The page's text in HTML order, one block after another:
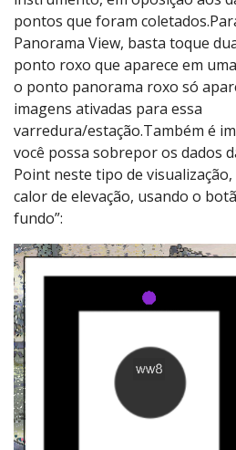
pontos que foram
Panorama View, basta toque
ponto roxo que aparece em
o ponto panorama roxo só
imagens ativadas para essa
varredura/estação.Também é
você possa sobrepor os dados
Point neste tipo de
calor de elevação, usando o
fundo”: